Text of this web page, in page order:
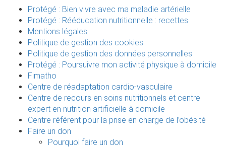
Protégé : Bien vivre avec ma maladie artérielle
Protégé : Rééducation nutritionnelle : recettes
Mentions légales
Politique de gestion des cookies
Politique de gestion des données personnelles
Protégé : Poursuivre mon activité physique à domicile
Fimatho
Centre de réadaptation cardio-vasculaire
Centre de recours en soins nutritionnels et centre
expert en nutrition artificielle à domicile
Centre référent pour la prise en charge de l’obésité
Faire un don
Pourquoi faire un don